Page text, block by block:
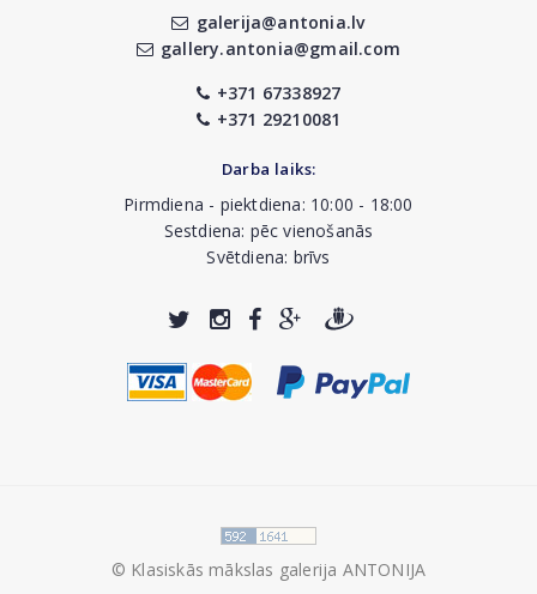
galerija@antonia.lv
gallery.antonia@gmail.com
+371 67338927
+371 29210081
Darba laiks:
Pirmdiena - piektdiena: 10:00 - 18:00
Sestdiena: pēc vienošanās
Svētdiena: brīvs
© Klasiskās mākslas galerija ANTONIJA